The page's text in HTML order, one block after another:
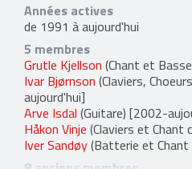
Années actives
de 1991 à aujourd'hui
5 membres
Grutle Kjellson (Chant et
Ivar Bjørnson (Claviers,
aujourd'hui]
Arve Isdal (Guitare) [2002-
Håkon Vinje (Claviers et Chant
Iver Sandøy(Batterie et